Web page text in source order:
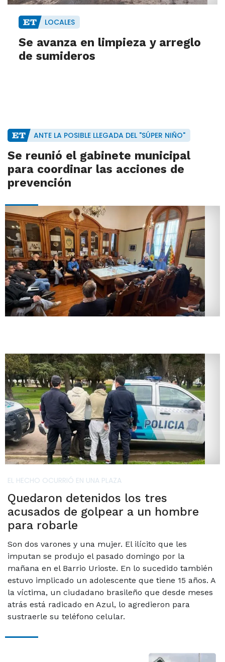
LOCALES
Se avanza en limpieza y arreglo
de sumideros
ANTE LA POSIBLE LLEGADA DEL "SÚPER NIÑO"
Se reunió el gabinete municipal
para coordinar las acciones de
prevención
EL HECHO OCURRIÓ EN UNA PLAZA
Quedaron detenidos los tres
acusados de golpear a un hombre
para robarle
Son dos varones y una mujer. El ilícito que les
imputan se produjo el pasado domingo por la
mañana en el Barrio Urioste. En lo sucedido también
estuvo implicado un adolescente que tiene 15 años. A
la víctima, un ciudadano brasileño que desde meses
atrás está radicado en Azul, lo agredieron para
sustraerle su teléfono celular.